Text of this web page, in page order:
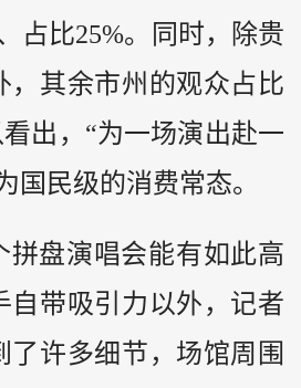
占比25%。同时，除贵
，其余市州的观众占比
出，“为一场演出赴一
国民级的消费常态。
拼盘演唱会能有如此高
自带吸引力以外，记者
了许多细节，场馆周围